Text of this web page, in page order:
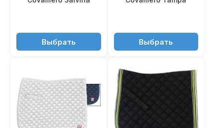
4'350 ₽Выбрать 4'350 ₽Выбрать